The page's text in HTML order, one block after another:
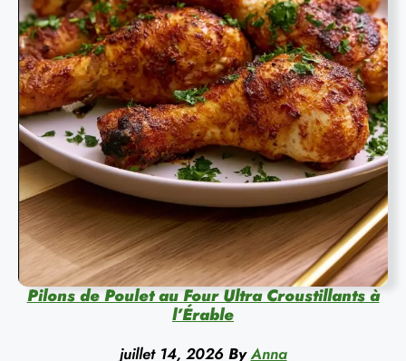
Pilons de Poulet au Four Ultra Croustillants à
l’Érable
juillet 14, 2026 By Anna